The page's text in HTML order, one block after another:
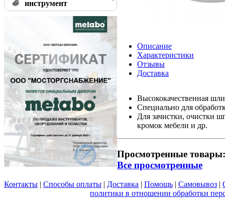
инструмент
Описание
Характеристики
Отзывы
Доставка
Высококачественная
Специально для
Для зачистки, очистки
кромок мебели и др.
Просмотренные товары:
Все просмотренные
Контакты | Способы оплаты | Доставка | Помощь | Самовывоз |
политики в отношении обработки